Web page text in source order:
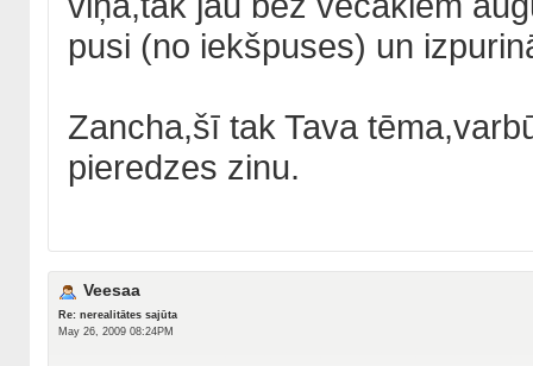
pusi (no iekšpuses) un
Zancha,šī tak Tava
pieredzes zinu.
Veesaa
Re: nerealitātes sajūta
May 26, 2009 08:24PM